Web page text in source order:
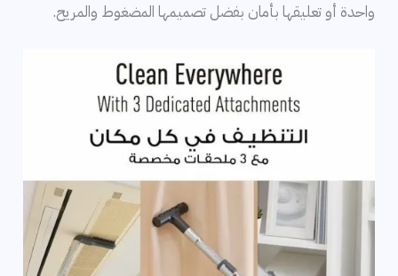
واحدة أو تعليقها بأمان بفضل تصميمها المضغوط والمريح.